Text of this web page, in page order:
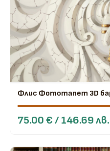
Флис Фототапет 3D
75.00 € / 146.69 лв.